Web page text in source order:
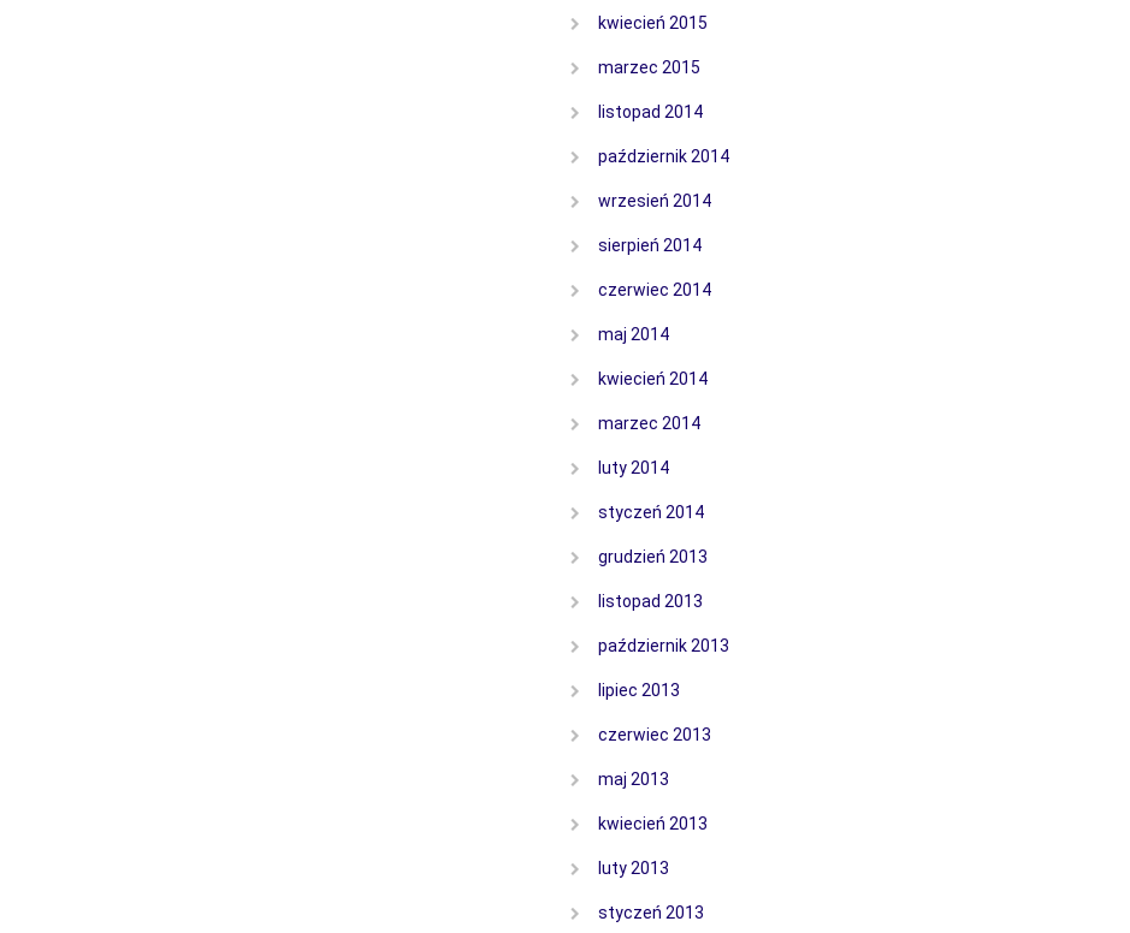
kwiecień 2015
marzec 2015
listopad 2014
październik 2014
wrzesień 2014
sierpień 2014
czerwiec 2014
maj 2014
kwiecień 2014
marzec 2014
luty 2014
styczeń 2014
grudzień 2013
listopad 2013
październik 2013
lipiec 2013
czerwiec 2013
maj 2013
kwiecień 2013
luty 2013
styczeń 2013